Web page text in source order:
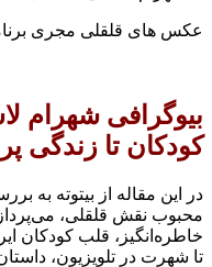
عکس های قلقلی مجری
بیوگرافی شهرام
کودکان تا زندگی
در این مقاله از بیتوته به
محبوب نقش قلقلی،
خاطره‌انگیز، قلب کودکان
تا شهرت در تلویزیون،